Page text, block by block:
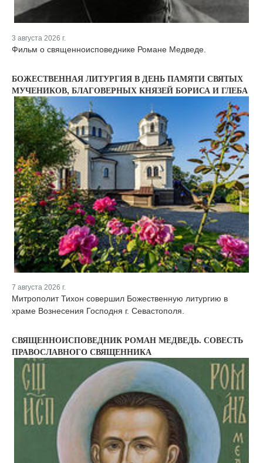
3 августа 2026 г.
Фильм о священноисповеднике Романе Медведе.
БОЖЕСТВЕННАЯ ЛИТУРГИЯ В ДЕНЬ ПАМЯТИ СВЯТЫХ
МУЧЕНИКОВ, БЛАГОВЕРНЫХ КНЯЗЕЙ БОРИСА И ГЛЕБА
7 августа 2026 г.
Митрополит Тихон совершил Божественную литургию в
храме Вознесения Господня г. Севастополя.
СВЯЩЕННОИСПОВЕДНИК РОМАН МЕДВЕДЬ. СОВЕСТЬ
ПРАВОСЛАВНОГО СВЯЩЕННИКА